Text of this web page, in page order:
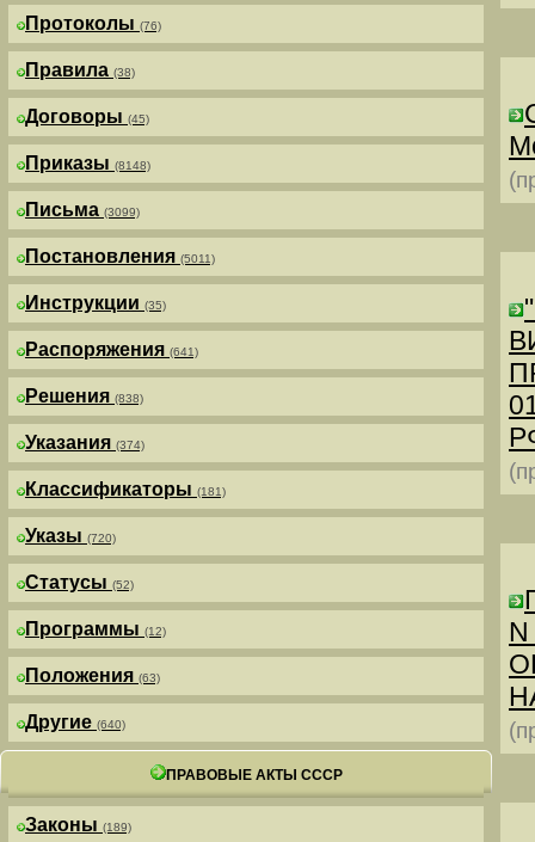
Протоколы (76)
Правила (38)
Договоры (45)
Приказы (8148)
Письма (3099)
Постановления (5011)
Инструкции (35)
Распоряжения (641)
Решения (838)
Указания (374)
Классификаторы (181)
Указы (720)
Статусы (52)
Программы (12)
Положения (63)
Другие (640)
ПРАВОВЫЕ АКТЫ СССР
Законы (189)